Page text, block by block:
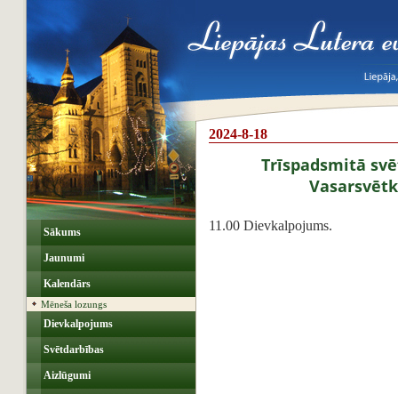
Sākums
Jaunumi
Kalendārs
Mēneša lozungs
Dievkalpojums
Svētdarbības
Aizlūgumi
2024-8-18
Trīspadsmitā
11.00 Dievkalpojums.